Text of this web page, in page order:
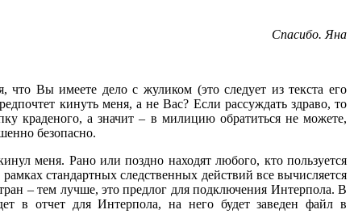
Спасибо. Яна
Вы имеете дело с жуликом (это следует из текста его
кинуть меня, а не Вас? Если рассуждать здраво, то
краденого, а значит – в милицию обратиться не можете,
безопасно.
меня. Рано или поздно находят любого, кто пользуется
стандартных следственных действий все вычисляется
– тем лучше, это предлог для подключения Интерпола. В
в отчет для Интерпола, на него будет заведен файл в